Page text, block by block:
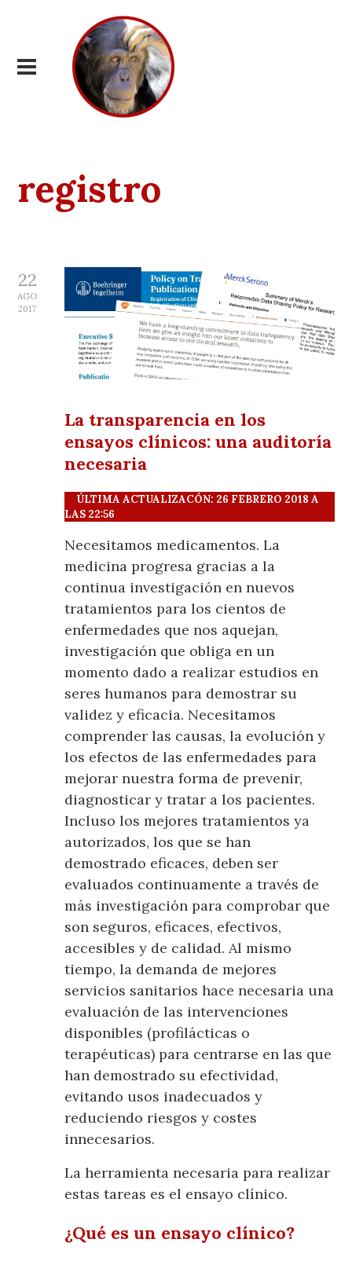
registro
22
AGO
2017
La transparencia en los
ensayos clínicos: una auditoría
necesaria
ÚLTIMA ACTUALIZACÓN: 26 FEBRERO 2018 A
LAS 22:56
Necesitamos medicamentos. La
medicina progresa gracias a la
continua investigación en nuevos
tratamientos para los cientos de
enfermedades que nos aquejan,
investigación que obliga en un
momento dado a realizar estudios en
seres humanos para demostrar su
validez y eficacia. Necesitamos
comprender las causas, la evolución y
los efectos de las enfermedades para
mejorar nuestra forma de prevenir,
diagnosticar y tratar a los pacientes.
Incluso los mejores tratamientos ya
autorizados, los que se han
demostrado eficaces, deben ser
evaluados continuamente a través de
más investigación para comprobar que
son seguros, eficaces, efectivos,
accesibles y de calidad. Al mismo
tiempo, la demanda de mejores
servicios sanitarios hace necesaria una
evaluación de las intervenciones
disponibles (profilácticas o
terapéuticas) para centrarse en las que
han demostrado su efectividad,
evitando usos inadecuados y
reduciendo riesgos y costes
innecesarios.
La herramienta necesaria para realizar
estas tareas es el ensayo clínico.
¿Qué es un ensayo clínico?